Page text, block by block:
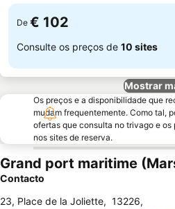
De € 102
Consulte os preços de 10 sites
Mostrar
Os preços e a disponibilidade que
mudam frequentemente. Como tal,
ofertas que consulta no trivago e
nos sites de reserva.
Grand port maritime
Contacto
23, Place de la Joliette, 13226,